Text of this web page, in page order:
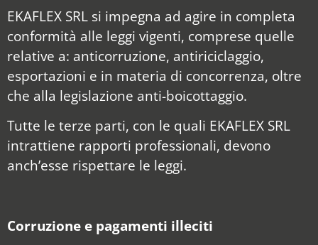
EKAFLEX SRL si impegna ad agire in completa
conformità alle leggi vigenti, comprese quelle
relative a: anticorruzione, antiriciclaggio,
esportazioni e in materia di concorrenza, oltre
che alla legislazione anti-boicottaggio.
Tutte le terze parti, con le quali EKAFLEX SRL
intrattiene rapporti professionali, devono
anch’esse rispettare le leggi.
Corruzione e pagamenti illeciti